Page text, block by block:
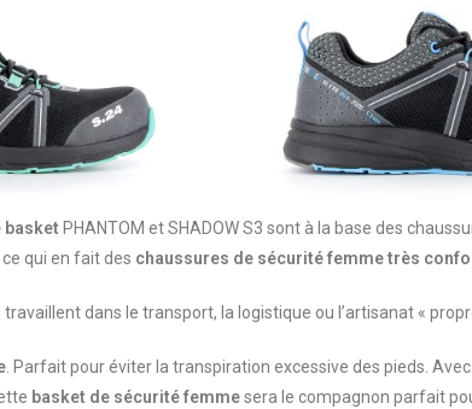
basket PHANTOM et SHADOW S3 sont à la base des
qui en fait des chaussures de sécurité femme très
dans le transport, la logistique ou l’artisanat «
. Parfait pour éviter la transpiration excessive des pieds.
basket de sécurité femmesera le compagnon parfait